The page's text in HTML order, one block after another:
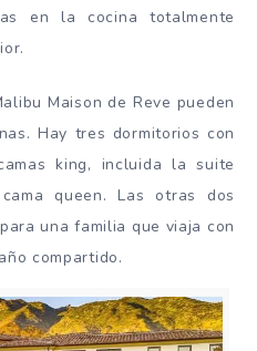
en la cocina totalmente
Maison de Reve pueden
Hay tres dormitorios con
king, incluida la suite
queen. Las otras dos
una familia que viaja con
compartido.